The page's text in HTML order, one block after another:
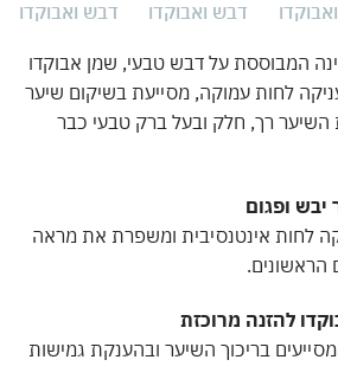
על דבש טבעי, שמן אבוקדו
לחות עמוקה, מסייעת בשיקום שיער
רך, חלק ובעל ברק טבעי כבר
ופגום
אינטנסיבית ומשפרת את מראה
להזנה מרוכזת
בריכוך השיער ובהענקת גמישות